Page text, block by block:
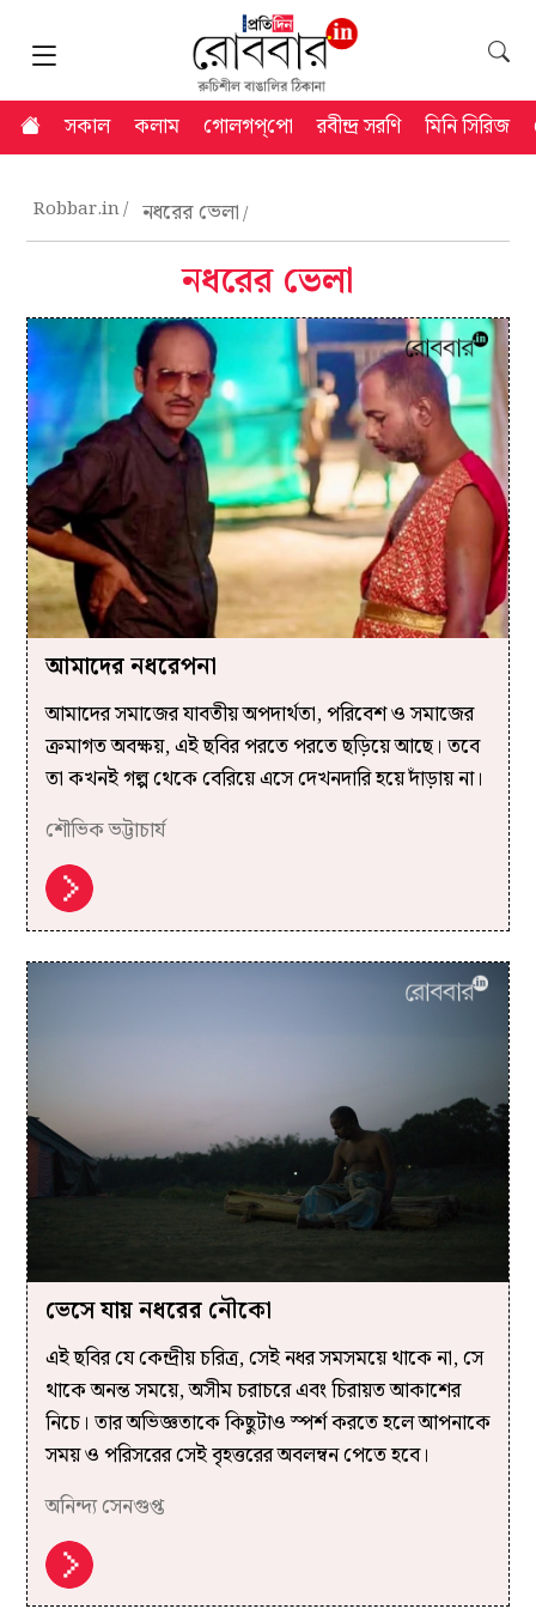
সকাল কলাম গোলগপ্‌পো রবীন্দ্র সরণি মিনি সিরিজ
Robbar.in নধরের ভেলা
নধরের ভেলা
আমাদের নধরেপনা
আমাদের সমাজের যাবতীয় অপদার্থতা, পরিবেশ ও সমাজের
ক্রমাগত অবক্ষয়, এই ছবির পরতে পরতে ছড়িয়ে আছে। তবে
তা কখনই গল্প থেকে বেরিয়ে এসে দেখনদারি হয়ে দাঁড়ায় না।
শৌভিক ভট্টাচার্য
ভেসে যায় নধরের নৌকো
এই ছবির যে কেন্দ্রীয় চরিত্র, সেই নধর সমসময়ে থাকে না, সে
থাকে অনন্ত সময়ে, অসীম চরাচরে এবং চিরায়ত আকাশের
নিচে। তার অভিজ্ঞতাকে কিছুটাও স্পর্শ করতে হলে আপনাকে
সময় ও পরিসরের সেই বৃহত্তরের অবলম্বন পেতে হবে।
অনিন্দ্য সেনগুপ্ত